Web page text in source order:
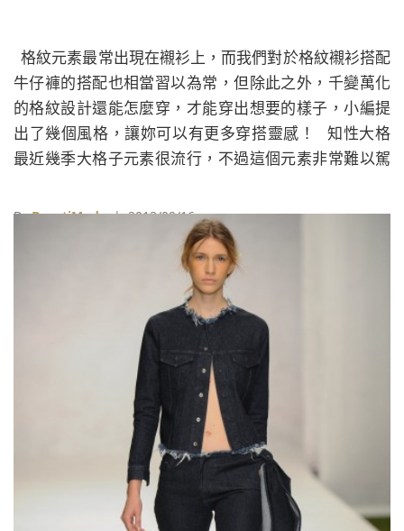
格紋元素最常出現在襯衫上，而我們對於格紋襯衫搭配
牛仔褲的搭配也相當習以為常，但除此之外，千變萬化
的格紋設計還能怎麼穿，才能穿出想要的樣子，小編提
出了幾個風格，讓妳可以有更多穿搭靈感！ 知性大格
最近幾季大格子元素很流行，不過這個元素非常難以駕
好搭配訣竅，可是會弄巧成拙的喔。市面上很多白底細
黑格線的單品，簡潔知性的氛圍很吸引人，然而這卻是
最會拉寬身形的一種設計，建議若是要挑選大格子元素
的單品，可以選擇格線不明顯、深色底淺色格線，或者
ByBeautiMode| 2013/09/16